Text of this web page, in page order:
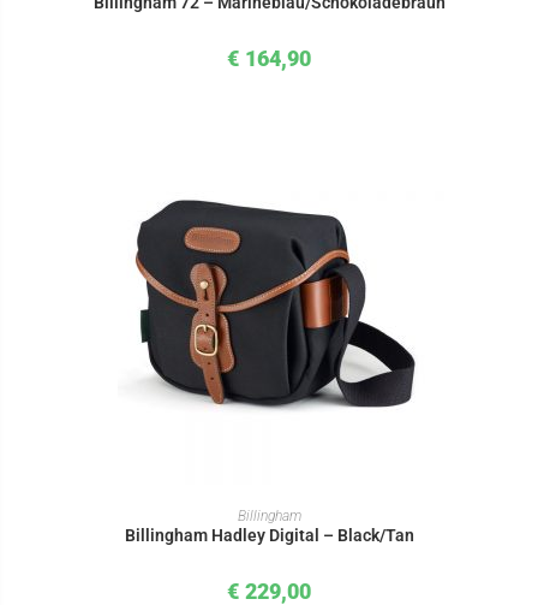
€ 164,90
IN DEN WARENKORB
Billingham
Billingham Hadley Digital – Black/Tan
€ 229,00